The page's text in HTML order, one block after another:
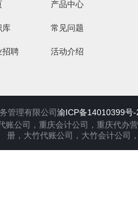
产品中心
库 常见问题
招聘 活动介绍
管理有限公司渝ICP备14010399号-
账公司，重庆会计公司，重庆代办
册，大竹代账公司，大竹会计公司